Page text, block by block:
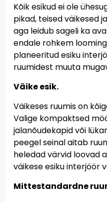
Kõik esikud ei ole
pikad, teised väikesed
aga leidub sageli ka
endale rohkem
planeeritud esiku
ruumidest muuta
Väike esik.
Väikeses ruumis on
Valige kompaktsed
jalanõudekapid või
peegel seinal aitab
heledad värvid loovad
väikese esiku interjöör
Mittestandardne